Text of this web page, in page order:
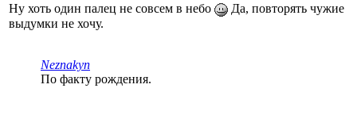
Ну хоть один палец не совсем в небо
Да, повторять чужие
выдумки не хочу.
Neznakyn
По факту рождения.